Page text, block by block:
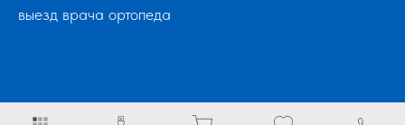
выезд врача ортопеда